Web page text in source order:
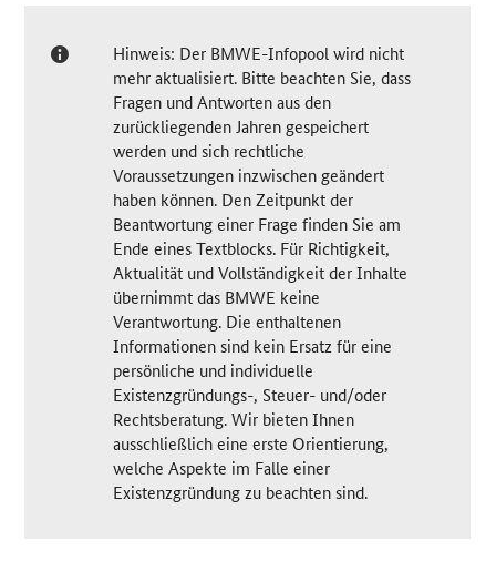
Hinweis: Der BMWE-Infopool wird nicht
mehr aktualisiert. Bitte beachten Sie, dass
Fragen und Antworten aus den
zurückliegenden Jahren gespeichert
werden und sich rechtliche
Voraussetzungen inzwischen geändert
haben können. Den Zeitpunkt der
Beantwortung einer Frage finden Sie am
Ende eines Textblocks. Für Richtigkeit,
Aktualität und Vollständigkeit der Inhalte
übernimmt das BMWE keine
Verantwortung. Die enthaltenen
Informationen sind kein Ersatz für eine
persönliche und individuelle
Existenzgründungs-, Steuer- und/oder
Rechtsberatung. Wir bieten Ihnen
ausschließlich eine erste Orientierung,
welche Aspekte im Falle einer
Existenzgründung zu beachten sind.